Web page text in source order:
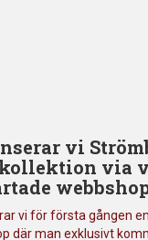
vi
via
vi för första gången en
där man exklusivt